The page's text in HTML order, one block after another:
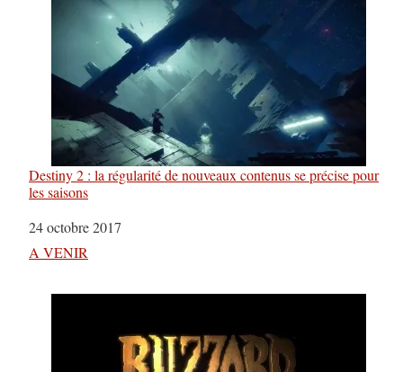
Destiny 2 : la régularité de nouveaux contenus se précise pour
les saisons
Date
24 octobre 2017
Par rapport à
A VENIR